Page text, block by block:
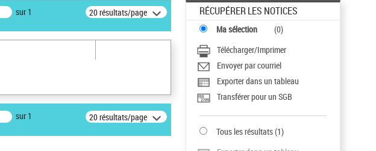
sur 1 20 résultats/page
sur 1 20 résultats/page
RÉCUPÉRER LES NOTICES
Ma sélection (0)
Télécharger/Imprimer
Envoyer par courriel
Exporter dans un tableau
Transférer pour un SGB
Tous les résultats(1)